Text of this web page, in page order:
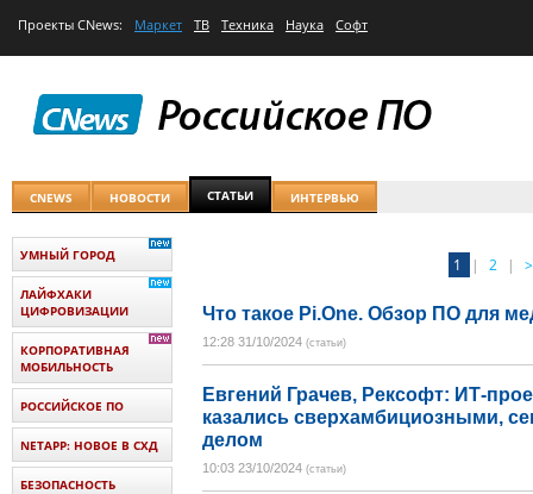
Проекты CNews: Маркет ТВ Техника Наука Софт
CNEWS НОВОСТИ СТАТЬИ ИНТЕРВЬЮ
1 | 2 |
Что такое Pi.One. Обзор ПО для
12:28 31/10/2024 (статьи)
Евгений Грачев, Рексофт: ИТ-
казались сверхамбициозными,
делом
10:03 23/10/2024 (статьи)
УМНЫЙ ГОРОД
ЛАЙФХАКИ
ЦИФРОВИЗАЦИИ
КОРПОРАТИВНАЯ
МОБИЛЬНОСТЬ
РОССИЙСКОЕ ПО
NETAPP: НОВОЕ В СХД
БЕЗОПАСНОСТЬ